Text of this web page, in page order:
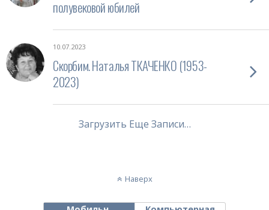
полувековой юбилей
10.07.2023
Скорбим. Наталья ТКАЧЕНКО (1953-
2023)
Загрузить Еще Записи…
Наверх